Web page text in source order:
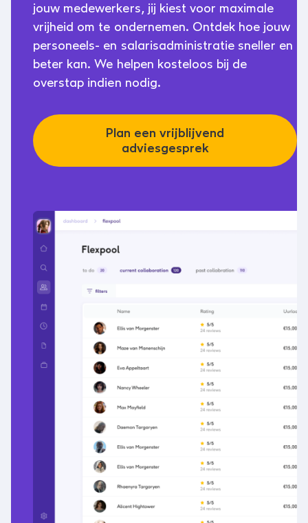
jouw medewerkers, jij kiest voor maximale
vrijheid om te ondernemen. Ontdek hoe jouw
personeels- en salarisadministratie sneller en
beter kan. We helpen kosteloos bij de
overstap indien nodig.
Plan een vrijblijvend
adviesgesprek